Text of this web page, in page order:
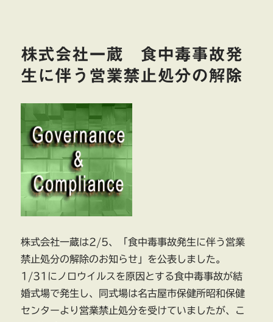
株式会社一蔵 食中毒事故発
生に伴う営業禁止処分の解除
株式会社一蔵は2/5、「食中毒事故発生に伴う営業
禁止処分の解除のお知らせ」を公表しました。
1/31にノロウイルスを原因とする食中毒事故が結
婚式場で発生し、同式場は名古屋市保健所昭和保健
センターより営業禁止処分を受けていましたが、こ